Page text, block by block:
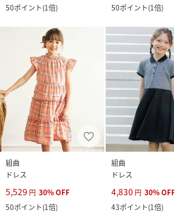
50ポイント(1倍)
50ポイント(1倍)
組曲
ドレス
5,529 円 30%OFF
50ポイント(1倍)
組曲
ドレス
4,830 円 30%
43ポイント(1倍)